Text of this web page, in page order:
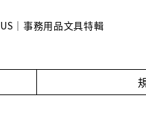
｜事務用品文具特輯